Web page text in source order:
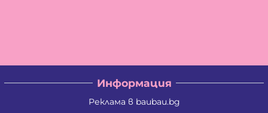
Информация
Реклама в baubau.bg